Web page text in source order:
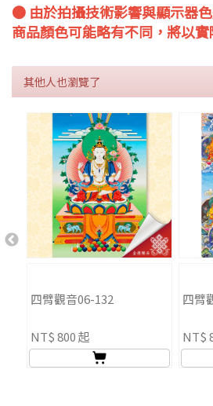
● 由於拍攝技術影響與顯示器
商品顏色可能略有不同，將以
其他人也瀏覽了
四臂觀音06-132
NT$ 800 起
四臂
NT$